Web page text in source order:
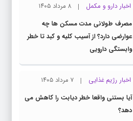
اخبار دارو و مکمل
۸ مرداد ۱۴۰۵
مصرف طولانی مدت مسکن ها چه
عوارضی دارد؟ از آسیب کلیه و کبد تا خطر
وابستگی دارویی
اخبار رژیم غذایی
۷ مرداد ۱۴۰۵
آیا بستنی واقعا خطر دیابت را کاهش می
دهد؟